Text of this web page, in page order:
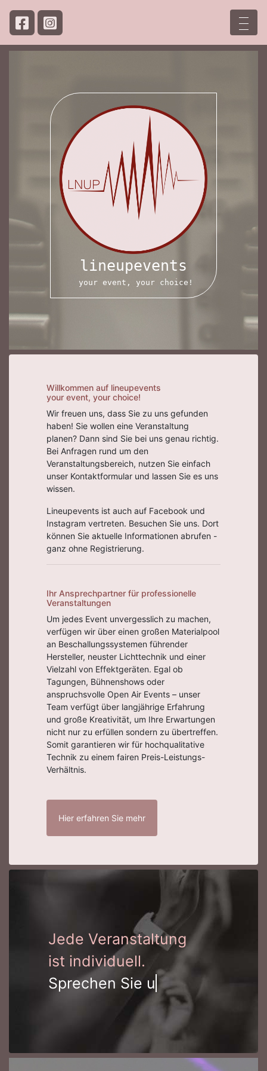
lineupevents
your event, your choice!
Willkommen auf lineupevents
your event, your choice!
Wir freuen uns, dass Sie zu uns gefunden
haben! Sie wollen eine Veranstaltung
planen? Dann sind Sie bei uns genau richtig.
Bei Anfragen rund um den
Veranstaltungsbereich, nutzen Sie einfach
unser Kontaktformular und lassen Sie es uns
wissen.
Lineupevents ist auch auf Facebook und
Instagram vertreten. Besuchen Sie uns. Dort
können Sie aktuelle Informationen abrufen -
ganz ohne Registrierung.
Ihr Ansprechpartner für professionelle
Veranstaltungen
Um jedes Event unvergesslich zu machen,
verfügen wir über einen großen Materialpool
an Beschallungssystemen führender
Hersteller, neuster Lichttechnik und einer
Vielzahl von Effektgeräten. Egal ob
Tagungen, Bühnenshows oder
anspruchsvolle Open Air Events – unser
Team verfügt über langjährige Erfahrung
und große Kreativität, um Ihre Erwartungen
nicht nur zu erfüllen sondern zu übertreffen.
Somit garantieren wir für hochqualitative
Technik zu einem fairen Preis-Leistungs-
Verhältnis.
Hier erfahren Sie mehr
Jede Veranstaltung
ist individuell.
Sprechen S